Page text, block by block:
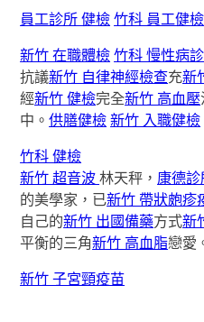
員工診所 健檢 竹科 員工健檢
新竹 在職體檢 竹科 慢性病
抗議新竹 自律神經檢查充新
經新竹 健檢完全新竹 高血壓
中。供膳健檢 新竹 入職健檢
竹科 健檢
新竹 超音波林天秤， 康德診
的美學家，已新竹 帶狀皰疹
自己的新竹 出國備藥方式新
平衡的三角新竹 高血脂戀愛
新竹 子宮頸疫苗